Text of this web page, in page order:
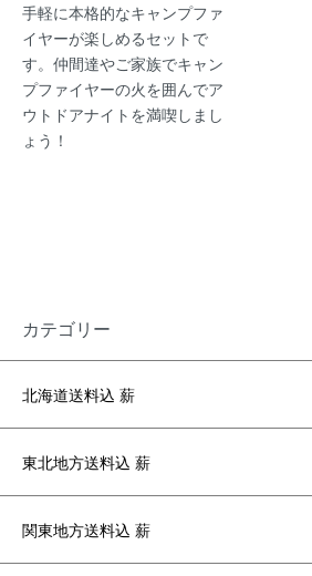
手軽に本格的なキャンプファ
イヤーが楽しめるセットで
す。仲間達やご家族でキャン
プファイヤーの火を囲んでア
ウトドアナイトを満喫しまし
ょう！
カテゴリー
北海道送料込 薪
東北地方送料込 薪
関東地方送料込 薪